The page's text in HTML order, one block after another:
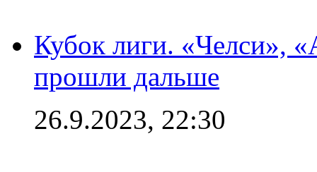
Кубок лиги. «Челси»,
прошли дальше
26.9.2023, 22:30